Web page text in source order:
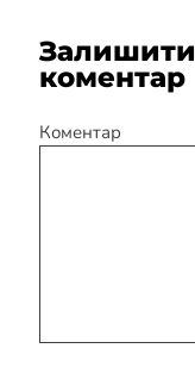
Залишити
коментар
Коментар